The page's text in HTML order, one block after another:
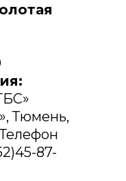
Тюмень,
87-